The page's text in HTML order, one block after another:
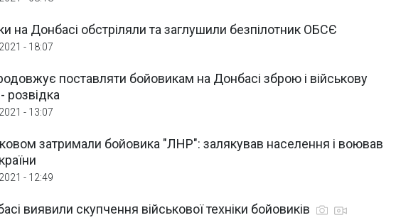
на Донбасі обстріляли та заглушили безпілотник ОБСЄ
- 18:07
поставляти бойовикам на Донбасі зброю і військову
розвідка
- 13:07
затримали бойовика "ЛНР": залякував населення і воював
- 12:49
виявили скупчення військової техніки бойовиків